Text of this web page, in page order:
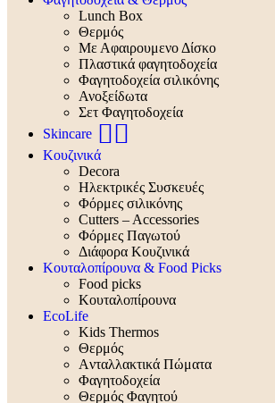
Lunch Box
Θερμός
Με Αφαιρουμενο Δίσκο
Πλαστικά φαγητοδοχεία
Φαγητοδοχεία σιλικόνης
Ανοξείδωτα
Σετ Φαγητοδοχεία
Skincare 🧖‍♀️
Κουζινικά
Decora
Ηλεκτρικές Συσκευές
Φόρμες σιλικόνης
Cutters – Accessories
Φόρμες Παγωτού
Διάφορα Κουζινικά
Κουταλοπίρουνα & Food Picks
Food picks
Κουταλοπίρουνα
EcoLife
Kids Thermos
Θερμός
Aνταλλακτικά Πώματα
Φαγητοδοχεία
Θερμός Φαγητού